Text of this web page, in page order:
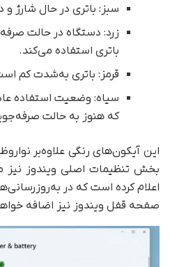
سبز: باتری در حال
زرد: دستگاه در حالت
باتری استفاده می‌کند.
قرمز: باتری به‌شدت کم
سیاه: وضعیت استفاده
که هنوز به حالت
این آیکون‌های رنگی علاوه‌بر
بخش تنظیمات اصلی ویندوز
اعلام کرده است که در
صفحه قفل ویندوز نیز اضافه